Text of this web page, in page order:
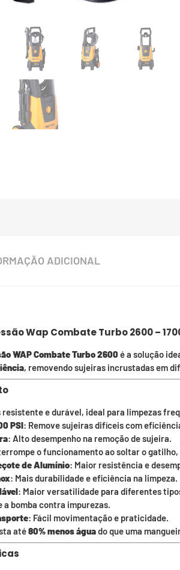
ADICIONAL
Wap Combate Turbo 2600 –
WAP Combate Turbo 2600é a solução
, removendo sujeiras incrustadas em
resistente e durável, ideal para limpezas
PSI: Remove sujeiras difíceis com
: Alto desempenho na remoção de sujeira.
o funcionamento ao soltar o
de Alumínio: Maior resistência e
: Mais durabilidade e eficiência na limpeza.
: Maior versatilidade para diferentes
a bomba contra impurezas.
: Fácil movimentação e praticidade.
até80% menos águado que uma